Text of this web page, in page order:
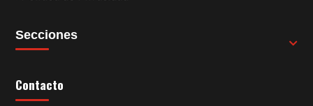
Secciones
Contacto